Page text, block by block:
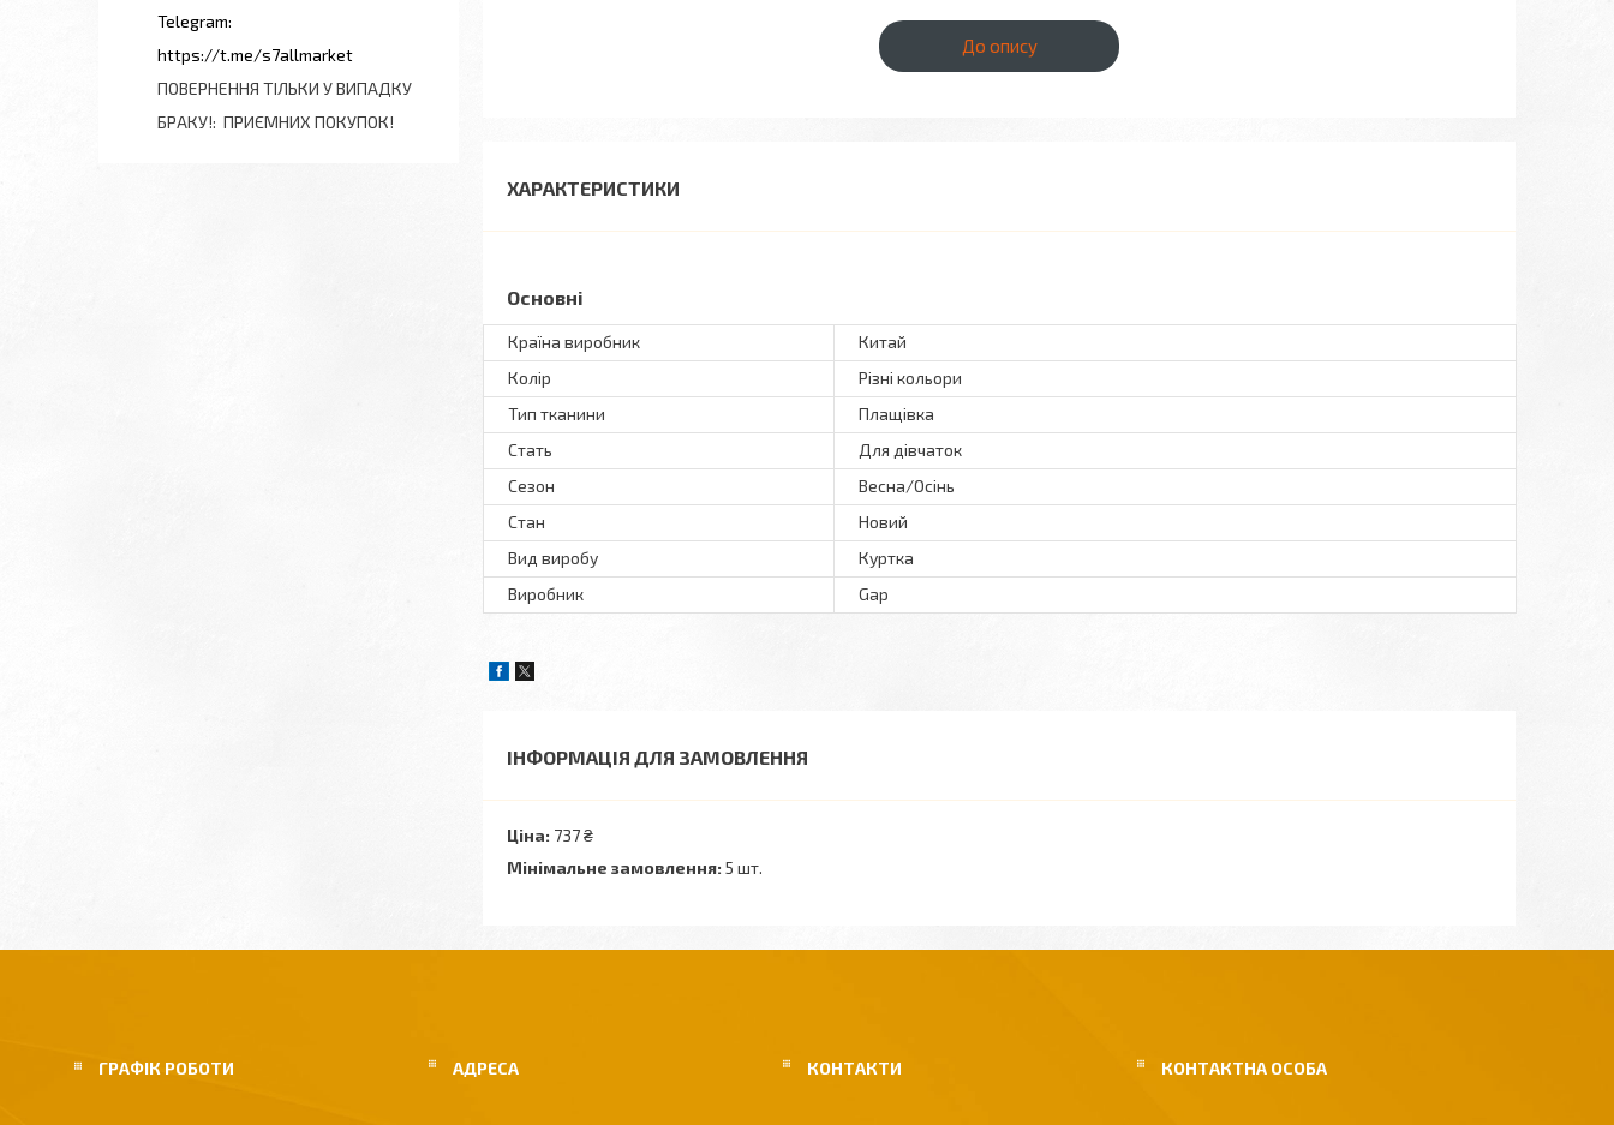
До опису
ХАРАКТЕРИСТИКИ
Основні
Країна виробник
Китай
Колір
Різні кольори
Тип тканини
Плащівка
Стать
Для дівчаток
Сезон
Весна/Осінь
Стан
Новий
Вид виробу
Куртка
Виробник
Gap
ІНФОРМАЦІЯ ДЛЯ ЗАМОВЛЕННЯ
Ціна: 737 ₴
Мінімальне замовлення: 5 шт.
https://t.me/s7allmarket
ПОВЕРНЕННЯ ТІЛЬКИ У ВИПАДКУ
БРАКУ! ПРИЄМНИХ ПОКУПОК!
ГРАФІК РОБОТИ